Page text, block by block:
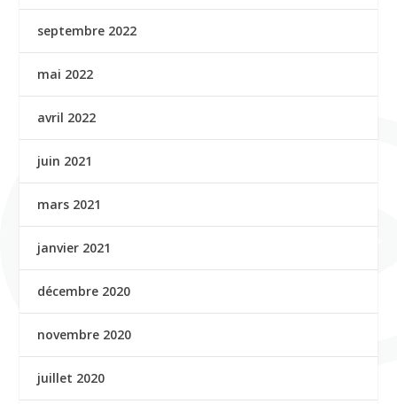
septembre 2022
mai 2022
avril 2022
juin 2021
mars 2021
janvier 2021
décembre 2020
novembre 2020
juillet 2020